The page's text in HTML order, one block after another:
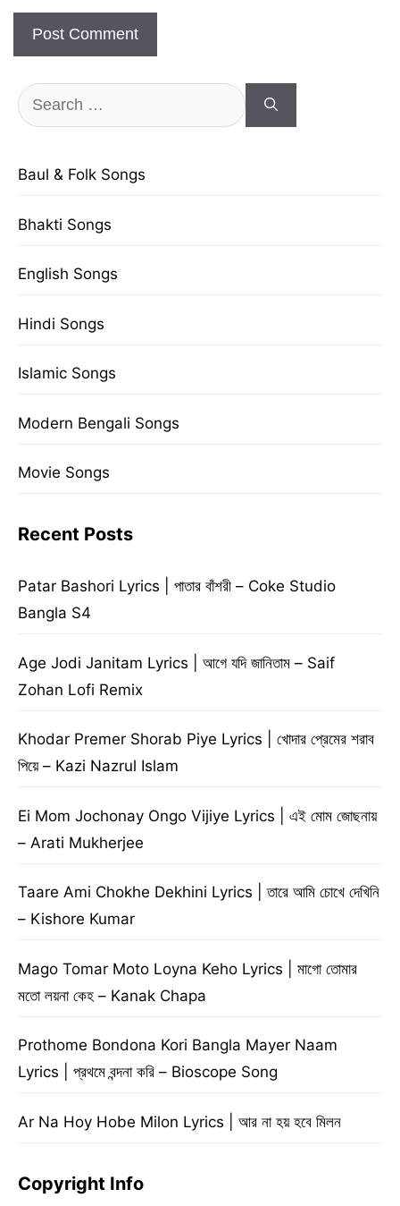
Search
for:
Baul & Folk Songs
Bhakti Songs
English Songs
Hindi Songs
Islamic Songs
Modern Bengali Songs
Movie Songs
Recent Posts
Patar Bashori Lyrics | পাতার বাঁশরী – Coke Studio
Bangla S4
Age Jodi Janitam Lyrics | আগে যদি জানিতাম – Saif
Zohan Lofi Remix
Khodar Premer Shorab Piye Lyrics | খোদার প্রেমের শরাব
পিয়ে – Kazi Nazrul Islam
Ei Mom Jochonay Ongo Vijiye Lyrics | এই মোম জোছনায়
– Arati Mukherjee
Taare Ami Chokhe Dekhini Lyrics | তারে আমি চোখে দেখিনি
– Kishore Kumar
Mago Tomar Moto Loyna Keho Lyrics | মাগো তোমার
মতো লয়না কেহ – Kanak Chapa
Prothome Bondona Kori Bangla Mayer Naam
Lyrics | প্রথমে বন্দনা করি – Bioscope Song
Ar Na Hoy Hobe Milon Lyrics | আর না হয় হবে মিলন
Copyright Info